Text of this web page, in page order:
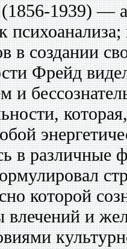
1939) —
психоанализа;
в создании
Фрейд
и
в различные
которой
влечений и